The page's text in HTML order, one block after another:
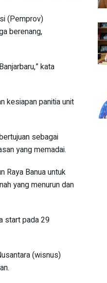
(Pemprov)
berenang,
kata
kesiapan panitia unit
sebagai
yang memadai.
Raya Banua untuk
yang menurun dan
start pada 29
(wisnus)